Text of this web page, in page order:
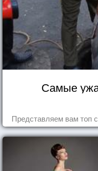
Самые
Представляем вам топ